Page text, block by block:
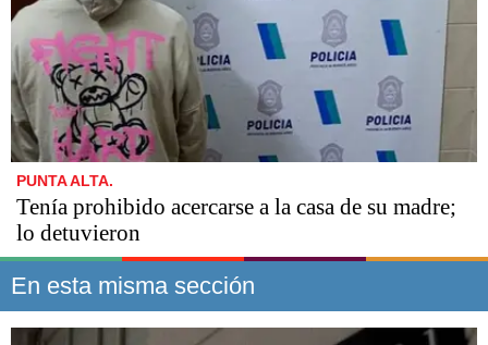
PUNTA ALTA.
Tenía prohibido acercarse a la casa de su madre;
lo detuvieron
En esta misma sección